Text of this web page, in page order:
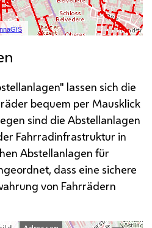
lassen sich die
bequem per Mausklick
sind die Abstellanlagen
Fahrradinfrastruktur in
Abstellanlagen für
dass eine sichere
von Fahrrädern